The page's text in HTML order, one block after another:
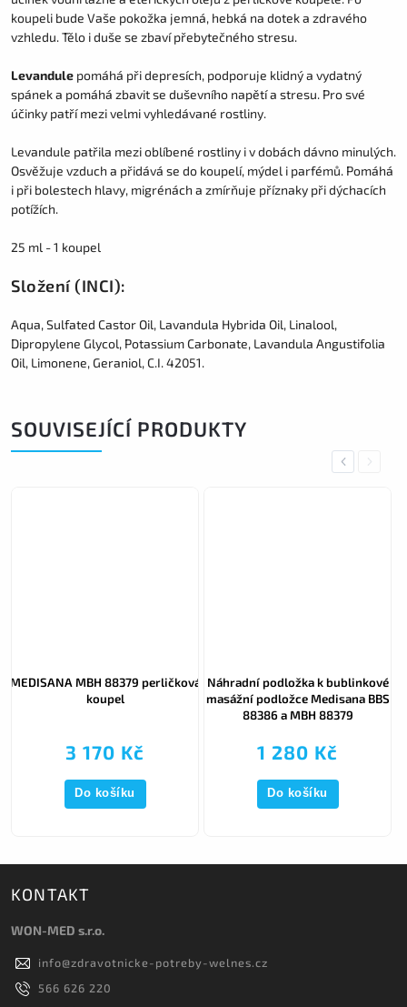
koupeli bude Vaše pokožka jemná, hebká na dotek a zdravého
vzhledu. Tělo i duše se zbaví přebytečného stresu.
Levandule pomáhá při depresích, podporuje klidný a vydatný
spánek a pomáhá zbavit se duševního napětí a stresu. Pro své
účinky patří mezi velmi vyhledávané rostliny.
Levandule patřila mezi oblíbené rostliny i v dobách dávno minulých.
Osvěžuje vzduch a přidává se do koupelí, mýdel i parfémů. Pomáhá
i při bolestech hlavy, migrénách a zmírňuje příznaky při dýchacích
potížích.
25 ml - 1 koupel
Složení (INCI):
Aqua, Sulfated Castor Oil, Lavandula Hybrida Oil, Linalool,
Dipropylene Glycol, Potassium Carbonate, Lavandula Angustifolia
Oil, Limonene, Geraniol, C.I. 42051.
SOUVISEJÍCÍ PRODUKTY
Previous
MEDISANA MBH 88379 perličková
koupel
3 170 Kč
Do košíku
Náhradní podložka k bublinkové
masážní podložce Medisana BBS
88386 a MBH 88379
1 280 Kč
Do košíku
Next
KONTAKT
WON-MED s.r.o.
info@zdravotnicke-potreby-welnes.cz
566 626 220